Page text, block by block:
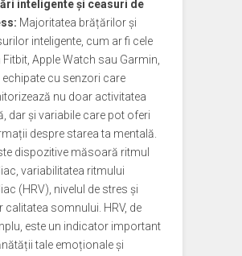
inteligente și ceasuri de
Majoritatea brățărilor și
inteligente, cum ar fi cele
Fitbit, Apple Watch sau Garmin,
echipate cu senzori care
nu doar activitatea
dar și variabile care pot oferi
despre starea ta mentală.
dispozitive măsoară ritmul
variabilitatea ritmului
(HRV), nivelul de stres și
calitatea somnului. HRV, de
este un indicator important
tale emoționale și